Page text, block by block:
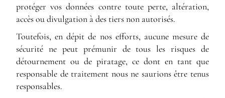
protéger vos données contre toute perte, altération,
accès ou divulgation à des tiers non autorisés.
Toutefois, en dépit de nos efforts, aucune mesure de
sécurité ne peut prémunir de tous les risques de
détournement ou de piratage, ce dont en tant que
responsable de traitement nous ne saurions être tenus
responsables.